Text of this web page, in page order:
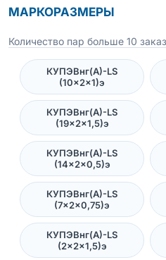
МАРКОРАЗМЕРЫ
Количество пар больше 10
КУПЭВнг(А)-LS
(10×2×1)э
КУПЭВнг(А)-LS
(19×2×1,5)э
КУПЭВнг(А)-LS
(14×2×0,5)э
КУПЭВнг(А)-LS
(7×2×0,75)э
КУПЭВнг(А)-LS
(2×2×1,5)э